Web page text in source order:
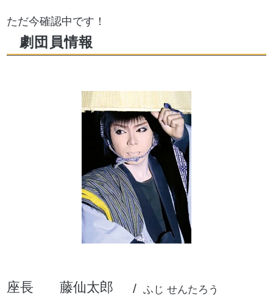
ただ今確認中です！
劇団員情報
座長 藤仙太郎 ふじ せんたろう